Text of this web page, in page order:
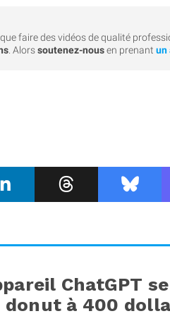
faire des vidéos de qualité
. Alorssoutenez-nousen prenant un
ChatGPT se
donut à 400